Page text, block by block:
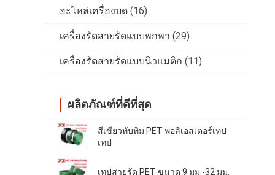
อะไหล่เครื่องบด (16)
เครื่องรัดสายรัดแบบพกพา (29)
เครื่องรัดสายรัดแบบนิวแมติก (11)
ผลิตภัณฑ์ที่ดีที่สุด
สีเขียวทับทิม PET พอลิเอสเตอร์เทป
เทป
เทปสายรัด PET ขนาด 9 มม.-32 มม.